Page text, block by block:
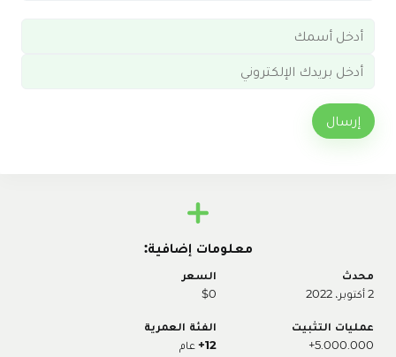
إرسال
معلومات إضافية:
محدث
2 أكتوبر، 2022
السعر
$0
عمليات التثبيت
5.000.000+
الفئة العمرية
12+ عام